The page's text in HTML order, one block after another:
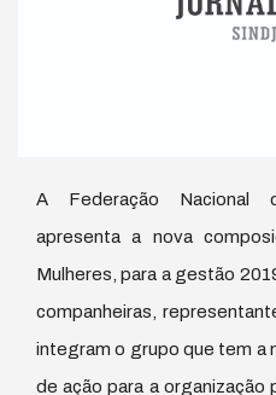
A Federação Nacional
apresenta a nova
Mulheres, para a gestão
companheiras,
integram o grupo que tem a
de ação para a organização